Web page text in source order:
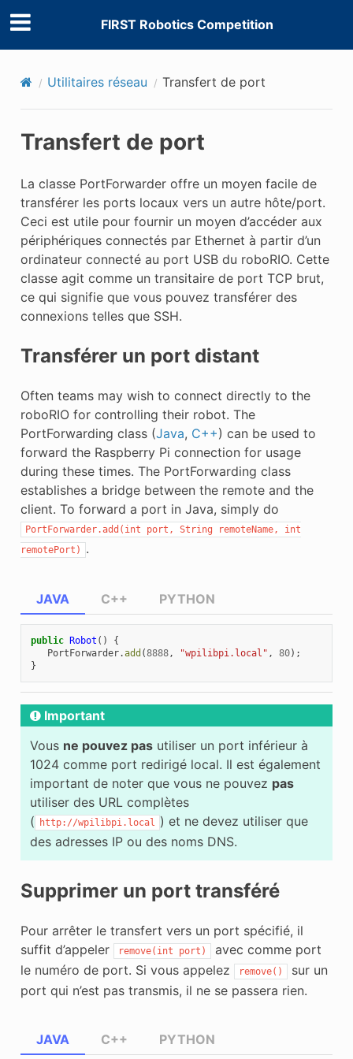
FIRST Robotics Competition
Utilitaires réseau Transfert de port
Transfert de port
La classe PortForwarder offre un moyen facile de
transférer les ports locaux vers un autre hôte/port.
Ceci est utile pour fournir un moyen d’accéder aux
périphériques connectés par Ethernet à partir d’un
ordinateur connecté au port USB du roboRIO. Cette
classe agit comme un transitaire de port TCP brut,
ce qui signifie que vous pouvez transférer des
connexions telles que SSH.
Transférer un port distant
Often teams may wish to connect directly to the
roboRIO for controlling their robot. The
PortForwarding class (Java, C++) can be used to
forward the Raspberry Pi connection for usage
during these times. The PortForwarding class
establishes a bridge between the remote and the
client. To forward a port in Java, simply do
PortForwarder.add(int port, String remoteName,
int
remotePort)
.
JAVA
public Robot ()
{
PortForwarder.add (8888, "wpilibpi.local" , 80);
}
C++ PYTHON
Important
Vous ne pouvez pasutiliser un port inférieur à
1024 comme port redirigé local. Il est également
important de noter que vous ne pouvez pas
utiliser des URL complètes
(
http://wpilibpi.local ) et ne devez utiliser que
des adresses IP ou des noms DNS.
Supprimer un port transféré
Pour arrêter le transfert vers un port spécifié, il
suffit d’appeler
remove(int port)
avec comme port
le numéro de port. Si vous appelez
remove()
sur un
port qui n’est pas transmis, il ne se passera rien.
JAVA C++ PYTHON